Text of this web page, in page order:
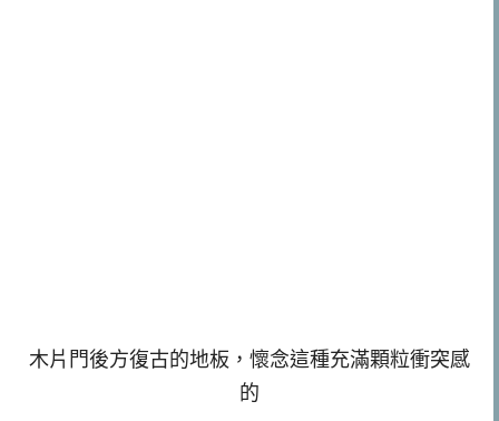
木片門後方復古的地板，懷念這種充滿顆粒衝突感
的